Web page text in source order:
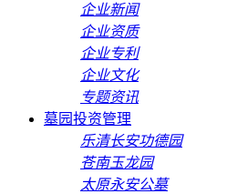
企业新闻
企业资质
企业专利
企业文化
专题资讯
墓园投资管理
乐清长安功德园
苍南玉龙园
太原永安公墓